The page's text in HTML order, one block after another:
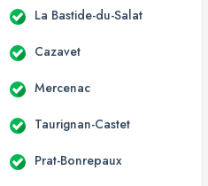
La Bastide-du-Salat
Cazavet
Mercenac
Taurignan-Castet
Prat-Bonrepaux